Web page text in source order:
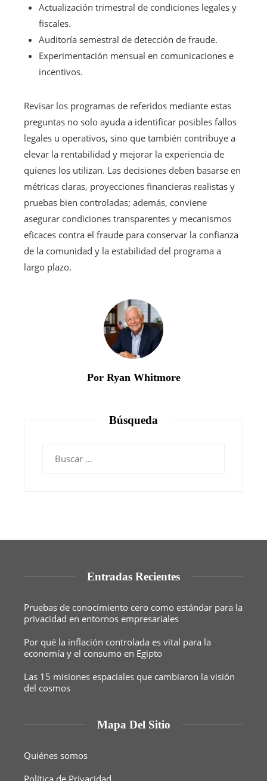
Actualización trimestral de condiciones legales y
fiscales.
Auditoría semestral de detección de fraude.
Experimentación mensual en comunicaciones e
incentivos.
Revisar los programas de referidos mediante estas
preguntas no solo ayuda a identificar posibles fallos
legales u operativos, sino que también contribuye a
elevar la rentabilidad y mejorar la experiencia de
quienes los utilizan. Las decisiones deben basarse en
métricas claras, proyecciones financieras realistas y
pruebas bien controladas; además, conviene
asegurar condiciones transparentes y mecanismos
eficaces contra el fraude para conservar la confianza
de la comunidad y la estabilidad del programa a
largo plazo.
Por Ryan Whitmore
Búsqueda
Entradas Recientes
Pruebas de conocimiento cero como estándar para la
privacidad en entornos empresariales
Por qué la inflación controlada es vital para la
economía y el consumo en Egipto
Las 15 misiones espaciales que cambiaron la visión
del cosmos
Mapa Del Sitio
Quiénes somos
Política de Privacidad